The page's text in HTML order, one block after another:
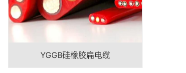
YGGB硅橡胶扁电缆